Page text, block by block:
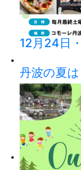
12月24日
丹波の夏